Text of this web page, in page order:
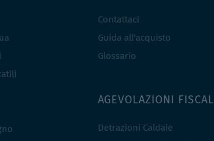
Contattaci
Guida all'acquisto
Glossario
AGEVOLAZIONI FISCALI
Detrazioni Caldaie